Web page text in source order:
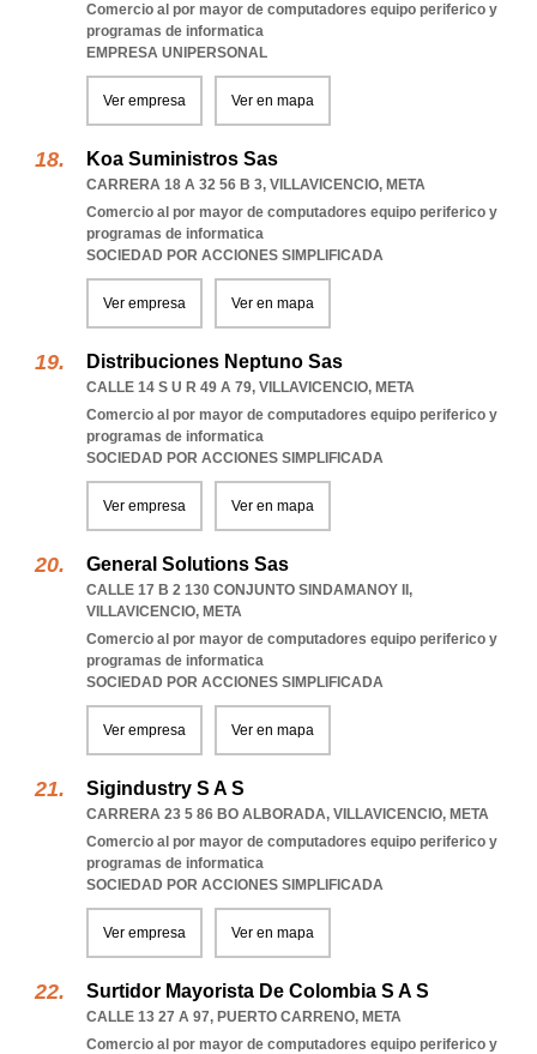
Comercio al por mayor de computadores equipo periferico y
programas de informatica
EMPRESA UNIPERSONAL
Ver empresa Ver en mapa
Koa Suministros Sas
CARRERA 18 A 32 56 B 3, VILLAVICENCIO, META
Comercio al por mayor de computadores equipo periferico y
programas de informatica
SOCIEDAD POR ACCIONES SIMPLIFICADA
Ver empresa Ver en mapa
Distribuciones Neptuno Sas
CALLE 14 S U R 49 A 79, VILLAVICENCIO, META
Comercio al por mayor de computadores equipo periferico y
programas de informatica
SOCIEDAD POR ACCIONES SIMPLIFICADA
Ver empresa Ver en mapa
General Solutions Sas
CALLE 17 B 2 130 CONJUNTO SINDAMANOY II ,
VILLAVICENCIO, META
Comercio al por mayor de computadores equipo periferico y
programas de informatica
SOCIEDAD POR ACCIONES SIMPLIFICADA
Ver empresa Ver en mapa
Sigindustry S A S
CARRERA 23 5 86 BO ALBORADA, VILLAVICENCIO, META
Comercio al por mayor de computadores equipo periferico y
programas de informatica
SOCIEDAD POR ACCIONES SIMPLIFICADA
Ver empresa Ver en mapa
Surtidor Mayorista De Colombia S A S
CALLE 13 27 A 97, PUERTO CARRENO, META
Comercio al por mayor de computadores equipo periferico y